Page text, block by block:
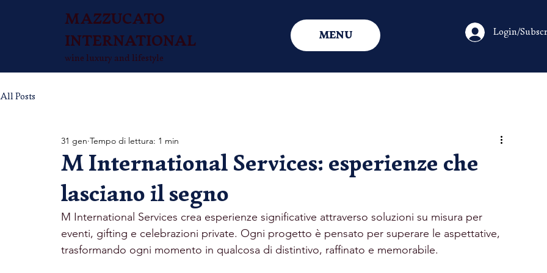
MAZZUCATO
INTERNATIONAL
wine luxury and lifestyle
MENU Login/
All Posts
M International Services: esperienze che
lasciano il segno
31 gen Tempo di lettura: 1 min
M International Services crea esperienze significative attraverso soluzioni su misura per
eventi, gifting e celebrazioni private. Ogni progetto è pensato per superare le aspettative,
trasformando ogni momento in qualcosa di distintivo, raffinato e memorabile.